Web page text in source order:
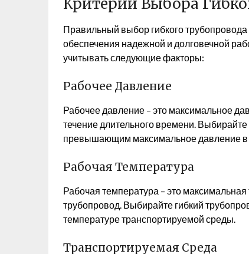
Критерии Выбора
Правильный выбор гибкого
обеспечения надежной и долговечной
учитывать следующие факторы:
Рабочее Давление
Рабочее давление – это максимальное
течение длительного времени.
превышающим максимальное давление в
Рабочая Температура
Рабочая температура – это
трубопровод. Выбирайте гибкий
температуре транспортируемой среды.
Транспортируемая Среда